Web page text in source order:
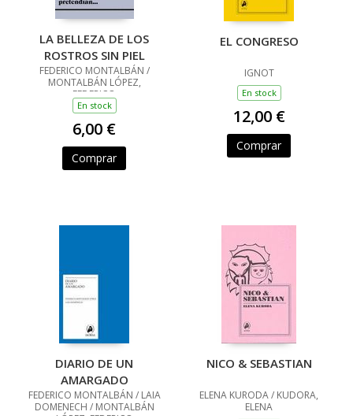
LA BELLEZA DE LOS
ROSTROS SIN PIEL
FEDERICO MONTALBÁN /
MONTALBÁN LÓPEZ,
FEDERICO
En stock
6,00 €
Comprar
EL CONGRESO
IGNOT
En stock
12,00 €
Comprar
DIARIO DE UN
AMARGADO
FEDERICO MONTALBÁN / LAIA
DOMENECH / MONTALBÁN
NICO & SEBASTIAN
ELENA KURODA / KUDORA,
ELENA